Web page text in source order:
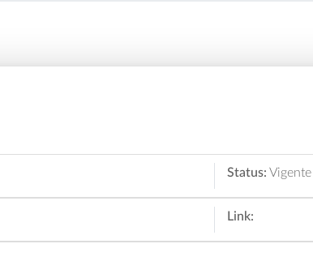
Status: Vigente
Link: